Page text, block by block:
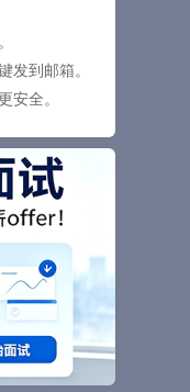
发到邮箱。
安全。